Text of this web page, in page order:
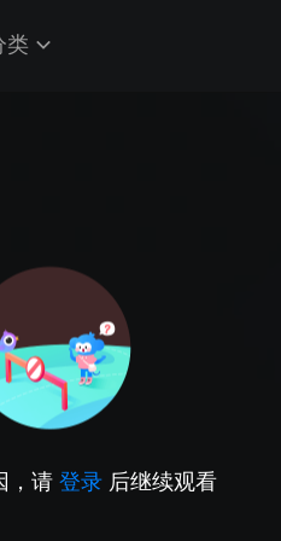
类
，请 登录 后继续观看